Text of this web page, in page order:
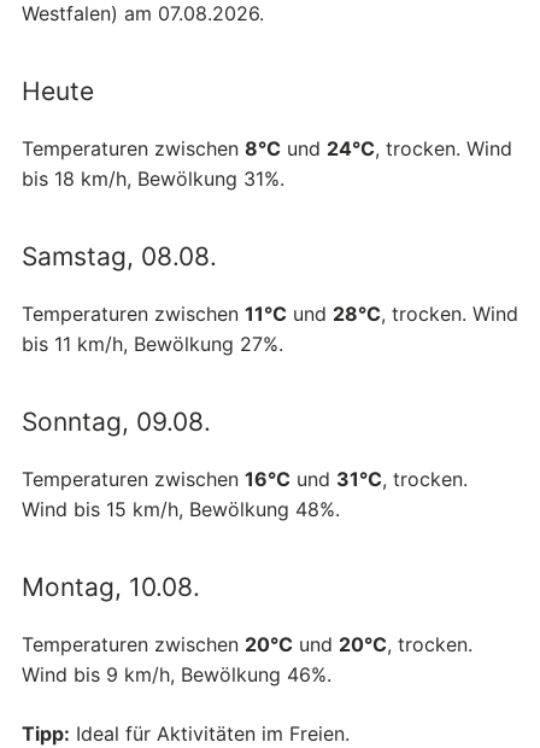
Westfalen) am 07.08.2026.
Heute
Temperaturen zwischen 8°C und 24°C, trocken. Wind
bis 18 km/h, Bewölkung 31%.
Samstag, 08.08.
Temperaturen zwischen 11°C und 28°C, trocken. Wind
bis 11 km/h, Bewölkung 27%.
Sonntag, 09.08.
Temperaturen zwischen 16°C und 31°C, trocken.
Wind bis 15 km/h, Bewölkung 48%.
Montag, 10.08.
Temperaturen zwischen 20°C und 20°C, trocken.
Wind bis 9 km/h, Bewölkung 46%.
Tipp: Ideal für Aktivitäten im Freien.